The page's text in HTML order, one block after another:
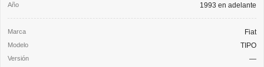
1993 en adelante
Fiat
TIPO
—